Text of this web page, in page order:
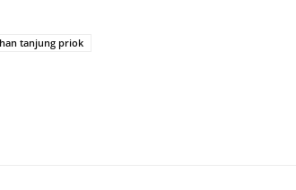
tanjung priok